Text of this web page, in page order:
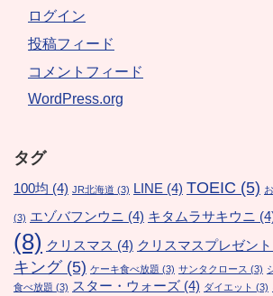
ログイン
投稿フィード
コメントフィード
WordPress.org
タグ
100均 (4) JR北海道 (3) LINE (4) TOEIC (5)
(3) エゾバフンウニ (4) キタムラサキウニ
(8) クリスマス (4) クリスマスプレゼント
キング(5) ケーキ食べ放題 (3) サンタクロース (3)
食べ放題 (3) スター・ウォーズ (4) ダイエット (3)